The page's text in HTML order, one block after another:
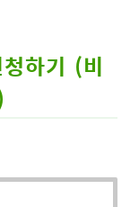
하기 (비